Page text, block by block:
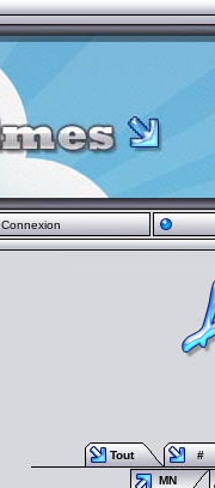
Connexion
Tout
#
MN